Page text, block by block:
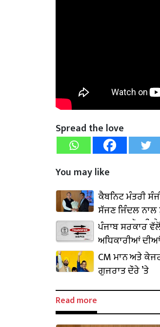
Spread the love
You may like
ਕੈਬਨਿਟ ਮੰਤਰੀ
ਸੱਜਣ ਜਿੰਦਲ ਨਾਲ
₹1,500 ਕਰੋੜ
ਪੰਜਾਬ ਸਰਕਾਰ
ਅਧਿਕਾਰੀਆਂ
CM ਮਾਨ ਅਤੇ
ਗੁਜਰਾਤ ਦੌਰੇ ’ਤੇ
Read more